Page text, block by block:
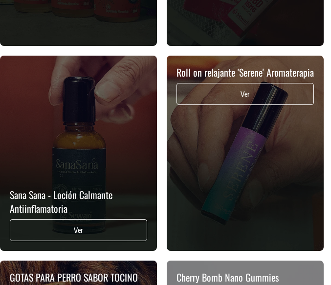
Sana Sana - Loción Calmante
Antiinflamatoria
Ver
Roll on relajante 'Serene' Aromaterapia
Ver
GOTAS PARA PERRO SABOR TOCINO Cherry Bomb Nano Gummies